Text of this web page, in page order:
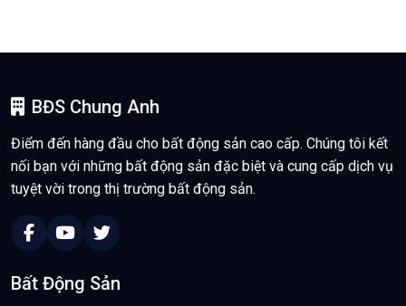
BĐS Chung Anh
Điểm đến hàng đầu cho bất động sản cao cấp. Chúng tôi kết
nối bạn với những bất động sản đặc biệt và cung cấp dịch vụ
tuyệt vời trong thị trường bất động sản.
Bất Động Sản